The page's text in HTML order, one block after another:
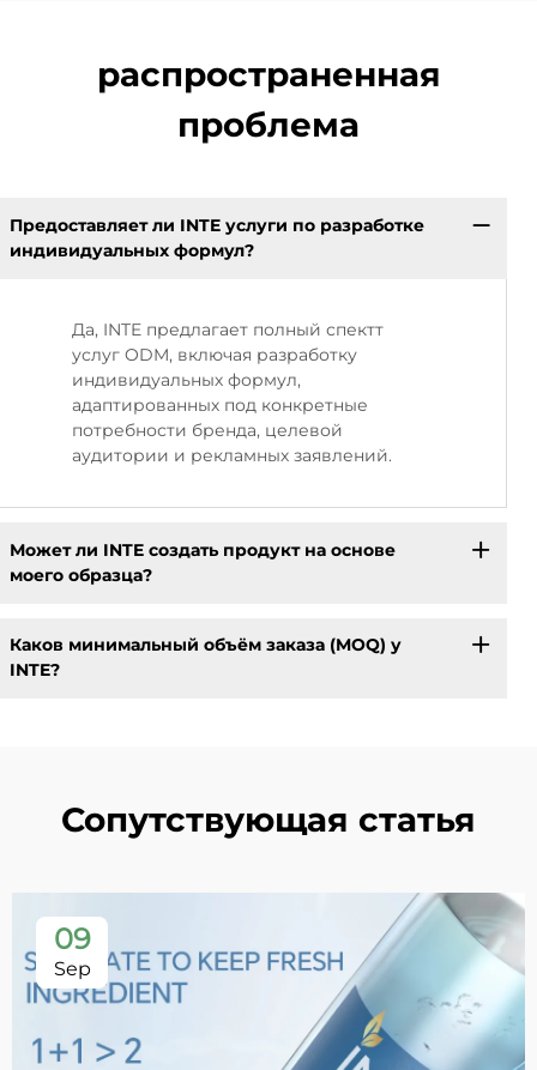
распространенная
проблема
Предоставляет ли INTE услуги по разработке
индивидуальных формул?
Да, INTE предлагает полный спектт
услуг ODM, включая разработку
индивидуальных формул,
адаптированных под конкретные
потребности бренда, целевой
аудитории и рекламных заявлений.
Может ли INTE создать продукт на основе
моего образца?
Каков минимальный объём заказа (MOQ) у
INTE?
Сопутствующая статья
09
Sep